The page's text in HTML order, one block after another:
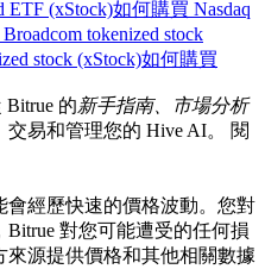
ETF (xStock)如何購買 Nasdaq
tokenized stock
stock (xStock)如何購買
Bitrue 的新手指南、市場分析
易和管理您的 Hive AI。 閱
經歷快速的價格波動。您對
對您可能遭受的任何損
源提供價格和其他相關數據